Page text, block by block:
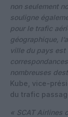
non seulement
souligne
pour le trafic
géographique,
ville du pays est
nombreuses
Kube, vice-
du trafic
« SCAT Airlines